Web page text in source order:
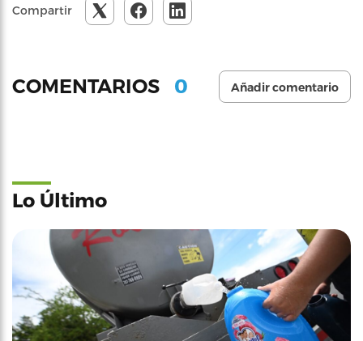
Compartir
COMENTARIOS 0 Añadir comentario
Lo Último